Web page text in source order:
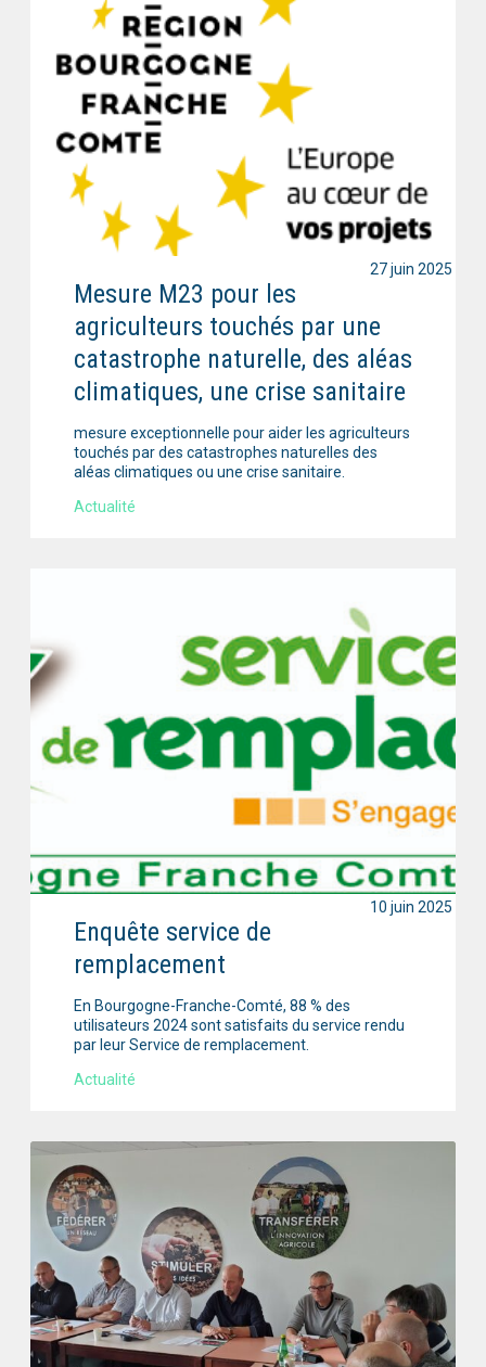
Mesure M23 pour les
agriculteurs touchés par une
catastrophe naturelle, des aléas
climatiques, une crise sanitaire
mesure exceptionnelle pour aider les agriculteurs
touchés par des catastrophes naturelles des
aléas climatiques ou une crise sanitaire.
Actualité
27 juin 2025
Enquête service de
remplacement
En Bourgogne-Franche-Comté, 88 % des
utilisateurs 2024 sont satisfaits du service rendu
par leur Service de remplacement.
Actualité
10 juin 2025